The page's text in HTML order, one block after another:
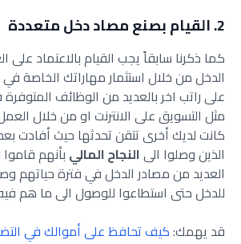
2. القيام بصنع مصاد دخل متعددة
كما ذكرنا سابقاً يجب القيام بالاعتماد على
الدخل من خلال استثمار مهاراتك الخاصة
على راتب اخر بالعديد من الوظائف
مثل التسويق على الانترنت او من خلال
كانت لديك أخرى تتقن تحدثها حيث أفادت
الذين وصلوا الىالنجاح المالي بأنهم
العديد من مصادر الدخل في فترة حياتهم
للدخل حتى استطاعوا للوصول الى ما هم فيه
قد يهمك:كيف تحافظ على أموالك في